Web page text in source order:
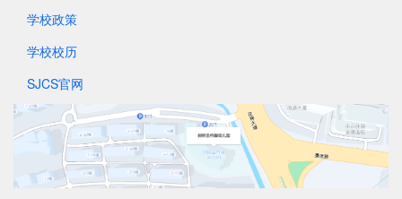
学校政策
学校校历
SJCS官网